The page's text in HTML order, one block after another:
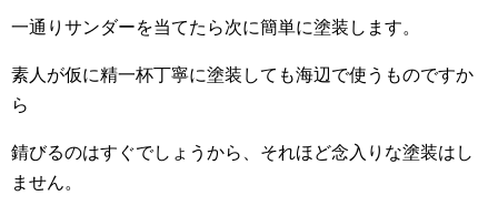
一通りサンダーを当てたら次に簡単に塗装します。
素人が仮に精一杯丁寧に塗装しても海辺で使うものですか
ら
錆びるのはすぐでしょうから、それほど念入りな塗装はし
ません。